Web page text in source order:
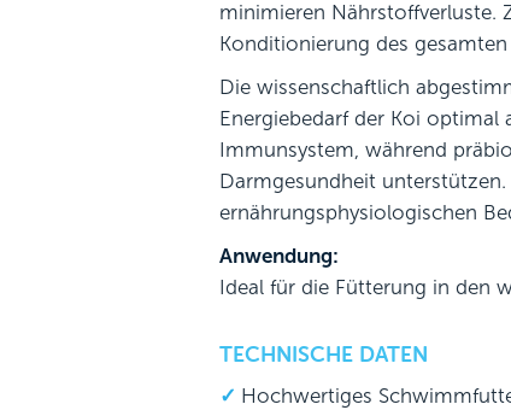
minimieren Nährstoffverluste.
Konditionierung des gesamten
Die wissenschaftlich
Energiebedarf der Koi optimal
Immunsystem, während
Darmgesundheit
ernährungsphysiologischen
Anwendung:
Ideal für die Fütterung in den
TECHNISCHE DATEN
Hochwertiges